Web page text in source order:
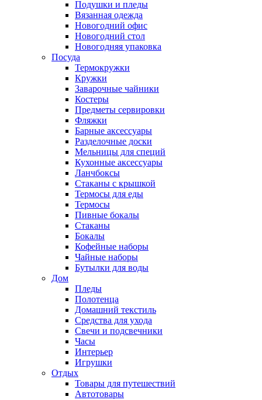
Подушки и пледы
Вязанная одежда
Новогодний офис
Новогодний стол
Новогодняя упаковка
Посуда
Термокружки
Кружки
Заварочные чайники
Костеры
Предметы сервировки
Фляжки
Барные аксессуары
Разделочные доски
Мельницы для специй
Кухонные аксессуары
Ланчбоксы
Стаканы с крышкой
Термосы для еды
Термосы
Пивные бокалы
Стаканы
Бокалы
Кофейные наборы
Чайные наборы
Бутылки для воды
Дом
Пледы
Полотенца
Домашний текстиль
Средства для ухода
Свечи и подсвечники
Часы
Интерьер
Игрушки
Отдых
Товары для путешествий
Автотовары